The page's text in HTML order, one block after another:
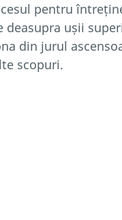
pentru
deasupra ușii
din jurul
scopuri.